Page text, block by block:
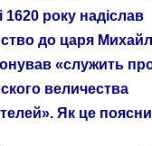
1620 року надіслав
до царя
«служить
величества
Як це